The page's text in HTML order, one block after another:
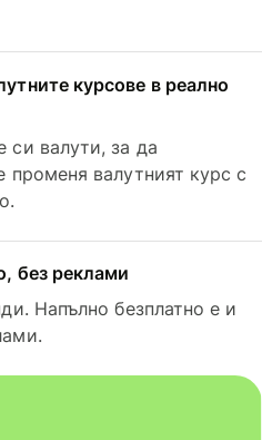
курсове в реално
си валути, за да
променя валутният курс с
без реклами
Напълно безплатно е и